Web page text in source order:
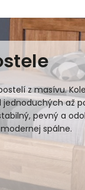
z masívu.
jednoduchých až
pevný a
spálne.